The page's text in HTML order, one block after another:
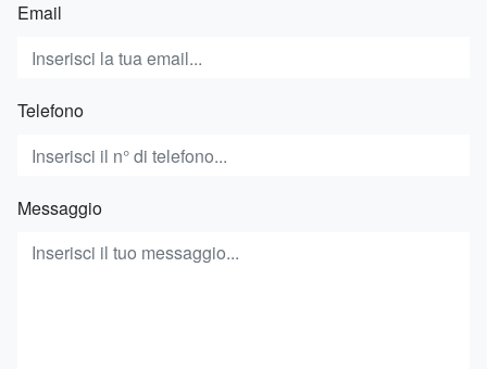
Email
Telefono
Messaggio